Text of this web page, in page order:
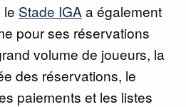
le Stade IGA a également
pour ses réservations
volume de joueurs, la
des réservations, le
paiements et les listes